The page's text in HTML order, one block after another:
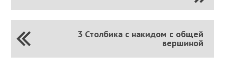
3 Столбика с накидом с общей
вершиной